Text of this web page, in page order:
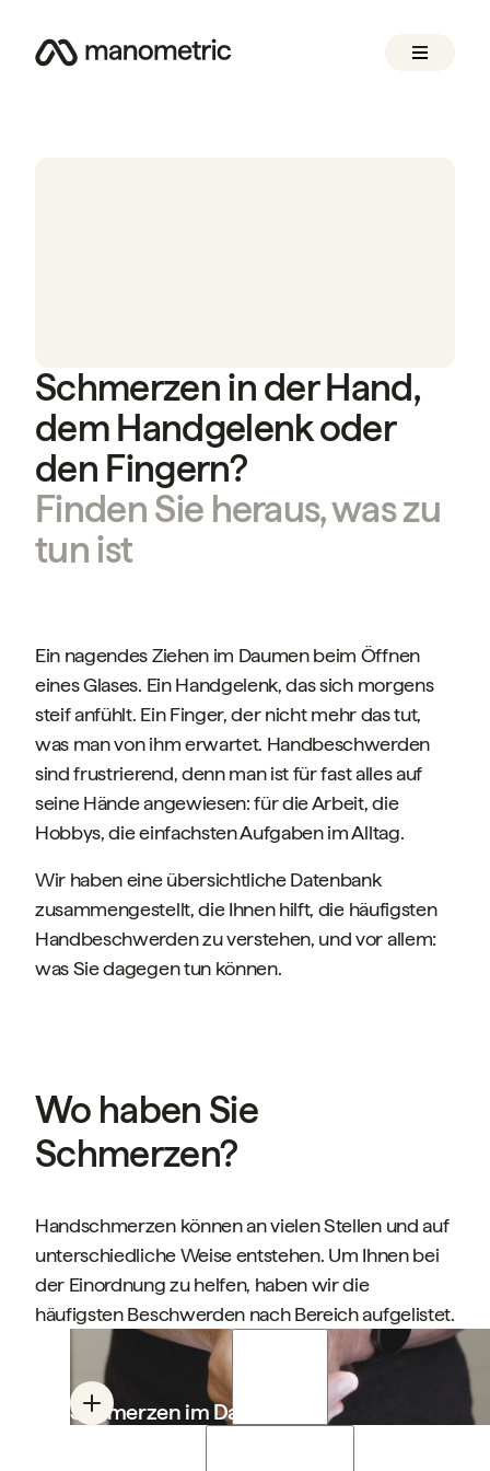
Schmerzen in der Hand,
dem Handgelenk oder
den Fingern?
Finden Sie heraus, was zu
tun ist
Ein nagendes Ziehen im Daumen beim Öffnen
eines Glases. Ein Handgelenk, das sich morgens
steif anfühlt. Ein Finger, der nicht mehr das tut,
was man von ihm erwartet. Handbeschwerden
sind frustrierend, denn man ist für fast alles auf
seine Hände angewiesen: für die Arbeit, die
Hobbys, die einfachsten Aufgaben im Alltag.
Wir haben eine übersichtliche Datenbank
zusammengestellt, die Ihnen hilft, die häufigsten
Handbeschwerden zu verstehen, und vor allem:
was Sie dagegen tun können.
Wo haben Sie
Schmerzen?
Handschmerzen können an vielen Stellen und auf
unterschiedliche Weise entstehen. Um Ihnen bei
der Einordnung zu helfen, haben wir die
häufigsten Beschwerden nach Bereich aufgelistet.
Schmerzen im Daumen